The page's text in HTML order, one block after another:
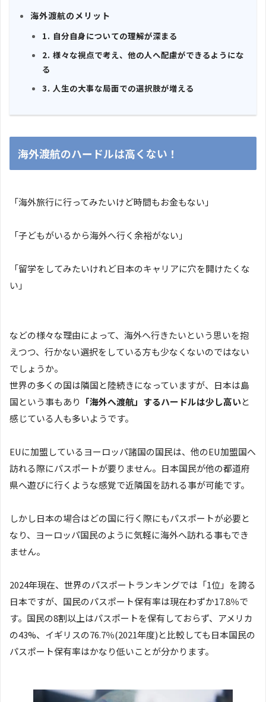
海外渡航のメリット
1. 自分自身についての理解が深まる
2. 様々な視点で考え、他の人へ配慮ができるようにな
る
3. 人生の大事な局面での選択肢が増える
海外渡航のハードルは高くない！
「海外旅行に行ってみたいけど時間もお金もない」
「子どもがいるから海外へ行く余裕がない」
「留学をしてみたいけれど日本のキャリアに穴を開けたくな
い」
などの様々な理由によって、海外へ行きたいという思いを抱
えつつ、行かない選択をしている方も少なくないのではない
でしょうか。
世界の多くの国は隣国と陸続きになっていますが、日本は島
国という事もあり 「海外へ渡航」するハードルは少し高いと
感じている人も多いようです。
EUに加盟しているヨーロッパ諸国の国民は、他のEU加盟国へ
訪れる際にパスポートが要りません。日本国民が他の都道府
県へ遊びに行くような感覚で近隣国を訪れる事が可能です。
しかし日本の場合はどの国に行く際にもパスポートが必要と
なり、ヨーロッパ国民のように気軽に海外へ訪れる事もでき
ません。
2024年現在、世界のパスポートランキングでは「1位」を誇る
日本ですが、国民のパスポート保有率は現在わずか17.8％で
す。国民の8割以上はパスポートを保有しておらず、アメリカ
の43%、イギリスの76.7％(2021年度)と比較しても日本国民の
パスポート保有率はかなり低いことが分かります。